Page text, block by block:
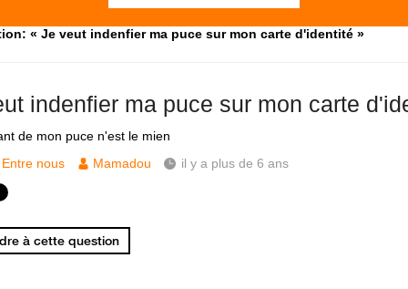
« Je veut indenfier ma puce sur mon carte d'identité »
indenfier ma puce sur mon carte
de mon puce n'est le mien
Entre nous
Mamadou il y a plus de 6 ans
à cette question